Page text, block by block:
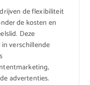
de flexibiliteit
de kosten en
Deze
verschillende
advertenties.